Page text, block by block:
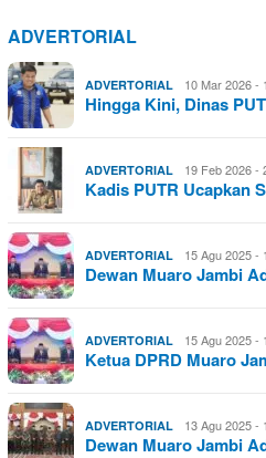
ADVERTORIAL
ADVERTORIAL 10 Mar 2026 -
Hingga Kini, Dinas
ADVERTORIAL 19 Feb 2026 -
Kadis PUTR Ucapkan
ADVERTORIAL 15 Agu 2025 -
Dewan Muaro Jambi
ADVERTORIAL 15 Agu 2025 -
Ketua DPRD Muaro
ADVERTORIAL 13 Agu 2025 -
Dewan Muaro Jambi